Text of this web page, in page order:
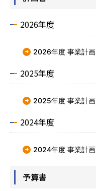
2026年度
2026年度 事業計画
2025年度
2025年度 事業計画
2024年度
2024年度 事業計画
予算書